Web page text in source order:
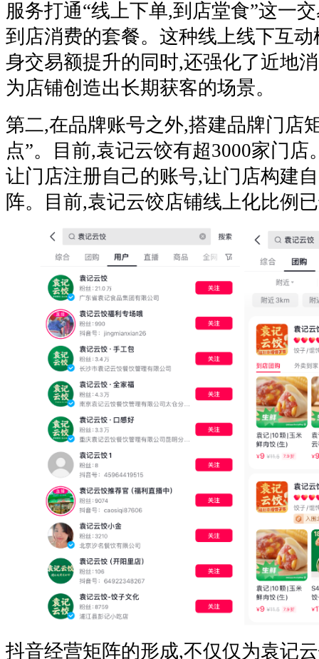
服务打通“线上下单,到店堂食”这一
到店消费的套餐。这种线上线下互
身交易额提升的同时,还强化了近地
为店铺创造出长期获客的场景。
第二,在品牌账号之外,搭建品牌门店
点”。目前,袁记云饺有超3000家门店
让门店注册自己的账号,让门店构建
阵。目前,袁记云饺店铺线上化比例
抖音经营矩阵的形成,不仅仅为袁记